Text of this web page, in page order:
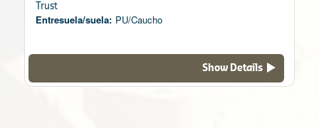
Trust
Entresuela/suela: PU/Caucho
Show Details